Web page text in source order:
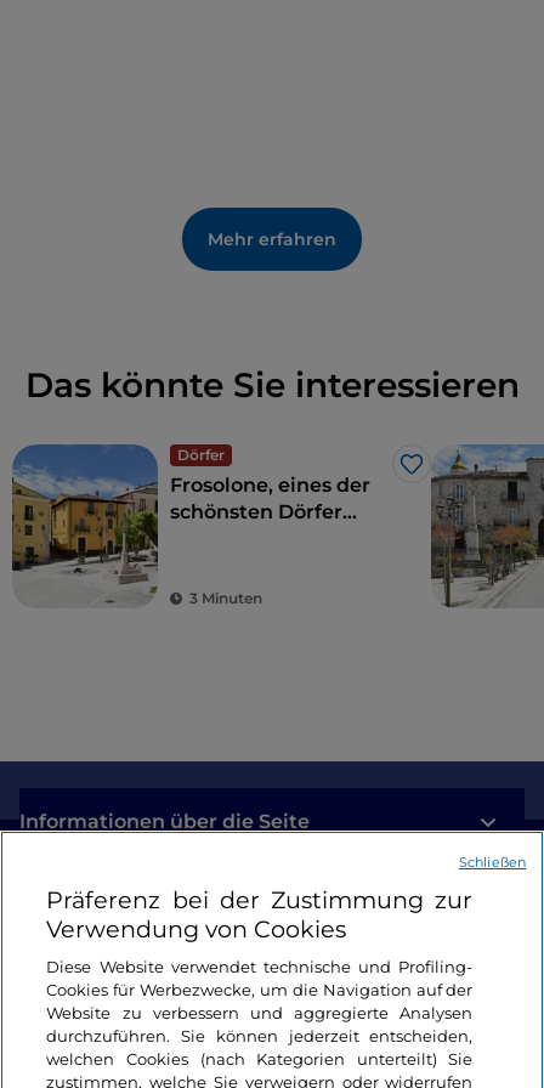
Mehr erfahren
Das könnte Sie interessieren
Dörfer
Like
Frosolone, eines der
schönsten Dörfer
3 Minuten
Informationen über die Seite
Nützliche Links
Login
Bleiben wir in Kontakt
Präferenz bei der Zustimmung zur
Verwendung von Cookies
Diese Website verwendet technische und Profiling-
Cookies für Werbezwecke, um die Navigation auf der
Website zu verbessern und aggregierte Analysen
durchzuführen. Sie können jederzeit entscheiden,
welchen Cookies (nach Kategorien unterteilt) Sie
zustimmen, welche Sie verweigern oder widerrufen
Schließen